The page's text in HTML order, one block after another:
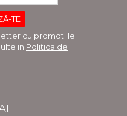
cu promotiile
in Politica de